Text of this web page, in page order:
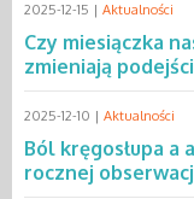
2025-12-15 | Aktualności
Czy miesiączka
zmieniają
2025-12-10 | Aktualności
Ból kręgosłupa a
rocznej